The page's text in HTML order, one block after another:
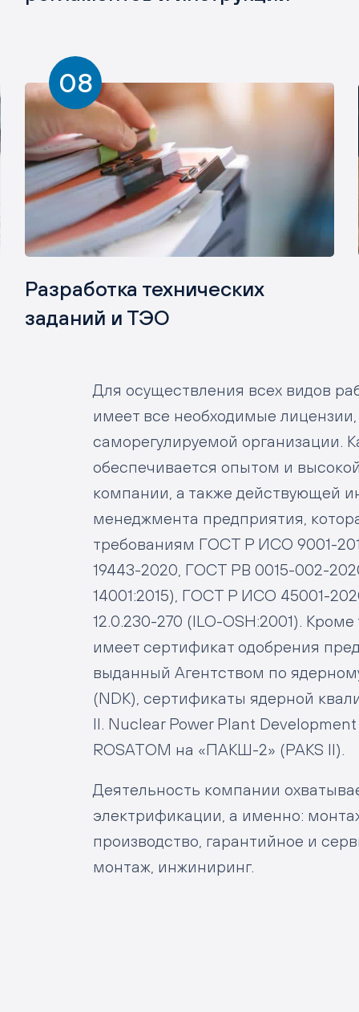
08
Разработка технических
заданий и ТЭО
Для осуществления всех видов
имеет все необходимые
саморегулируемой организации.
обеспечивается опытом и
компании, а также действующей
менеджмента предприятия,
требованиям ГОСТ Р ИСО 9001-
19443-2020, ГОСТ РВ 0015-002-
14001:2015), ГОСТ Р ИСО 45001-
12.0.230-270 (ILO-OSH:2001).
имеет сертификат одобрения
выданный Агентством по
(NDK), сертификаты ядерной
II. Nuclear Power Plant
ROSATOM на «ПАКШ-2» (PAKS II).
Деятельность компании
электрификации, а именно:
производство, гарантийное и
монтаж, инжиниринг.